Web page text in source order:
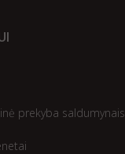
prekyba saldumynais